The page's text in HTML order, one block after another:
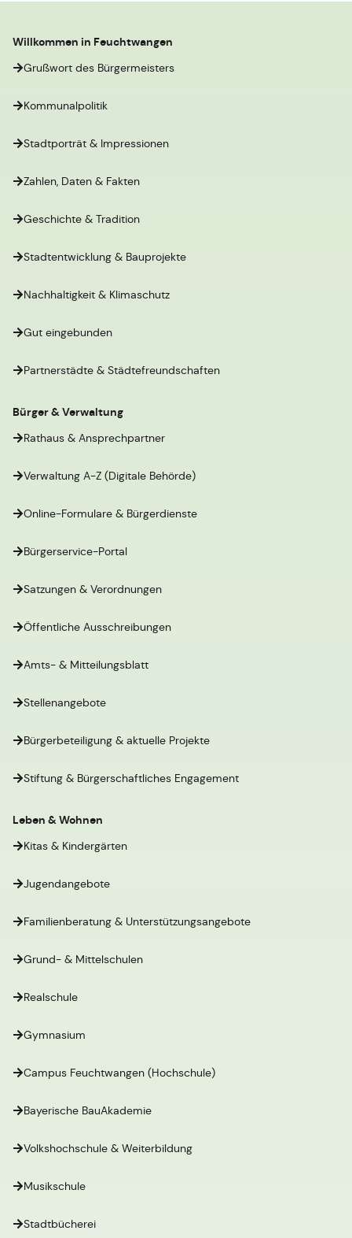
Willkommen in Feuchtwangen
Grußwort des Bürgermeisters
Kommunalpolitik
Stadtporträt & Impressionen
Zahlen, Daten & Fakten
Geschichte & Tradition
Stadtentwicklung & Bauprojekte
Nachhaltigkeit & Klimaschutz
Gut eingebunden
Partnerstädte & Städtefreundschaften
Bürger & Verwaltung
Rathaus & Ansprechpartner
Verwaltung A-Z (Digitale Behörde)
Online-Formulare & Bürgerdienste
Bürgerservice-Portal
Satzungen & Verordnungen
Öffentliche Ausschreibungen
Amts- & Mitteilungsblatt
Stellenangebote
Bürgerbeteiligung & aktuelle Projekte
Stiftung & Bürgerschaftliches Engagement
Leben & Wohnen
Kitas & Kindergärten
Jugendangebote
Familienberatung & Unterstützungsangebote
Grund- & Mittelschulen
Realschule
Gymnasium
Campus Feuchtwangen (Hochschule)
Bayerische BauAkademie
Volkshochschule & Weiterbildung
Musikschule
Stadtbücherei